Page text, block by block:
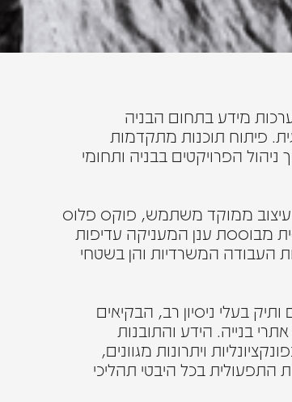
מידע בתחום הבניה
פיתוח תוכנות מתקדמות
הפרויקטים בבניה ותחומי
ממוקד משתמש, פוקס פלוס
מבוססת ענן המעניקה עדיפות
העבודה המשרדיות והן בשטחי
בעלי ניסיון רב, הבקיאים
בנייה. הידע והתובנות
ויתרונות מגוונים,
בכל היבטי תהליכי